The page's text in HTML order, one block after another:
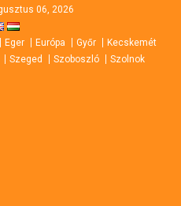
06, 2026
Eger Európa Győr
Kecskemét
Szeged Szoboszló Szolnok